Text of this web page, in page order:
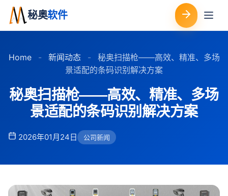
秘奥软件
Home - 新闻动态 -
秘奥扫描枪——高效、精准、多场
景适配的条码识别解决方案
秘奥扫描枪——高效、精准、多场
景适配的条码识别解决方案
2026年01月24日 公司新闻